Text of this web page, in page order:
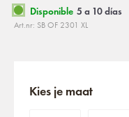
Disponible 5 a 10 días
Art.nr: SB OF 2301 XL
Kies je maat